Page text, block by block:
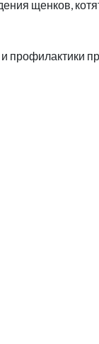
щенков,
профилактики